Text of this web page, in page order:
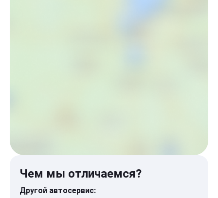
Чем мы отличаемся?
Другой автосервис: